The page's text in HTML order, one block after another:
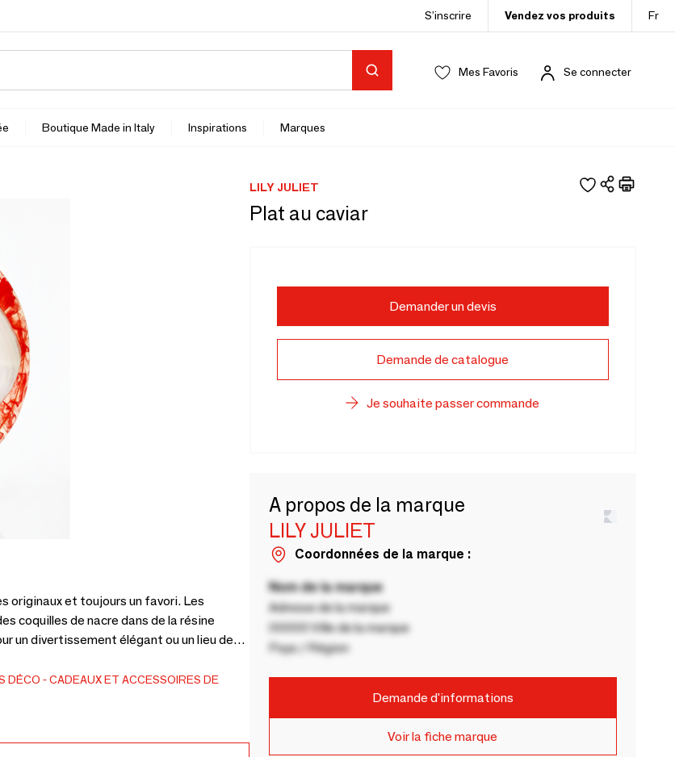
S’inscrire Vendez vos produits Fr
Mes Favoris Se connecter
Boutique Made in Italy Inspirations Marques
originaux et toujours un favori. Les
coquilles de nacre dans de la résine
un divertissement élégant ou un lieu de
: 11,5" x 8" x
DÉCO
CADEAUX ET ACCESSOIRES DE
LILY JULIET
Plat au caviar
Demander un devis
Demande de catalogue
Je souhaite passer commande
A propos de la marque
LILY JULIET
Coordonnées de la marque :
Nom de la marque
Adresse de la marque
00000 Ville de la marque
Pays / Région
Demande d'informations
Voir la fiche marque